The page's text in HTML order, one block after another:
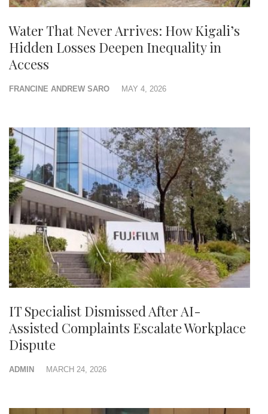
Water That Never Arrives: How Kigali’s
Hidden Losses Deepen Inequality in
Access
FRANCINE ANDREW SARO MAY 4, 2026
IT Specialist Dismissed After AI-
Assisted Complaints Escalate Workplace
Dispute
ADMIN MARCH 24, 2026